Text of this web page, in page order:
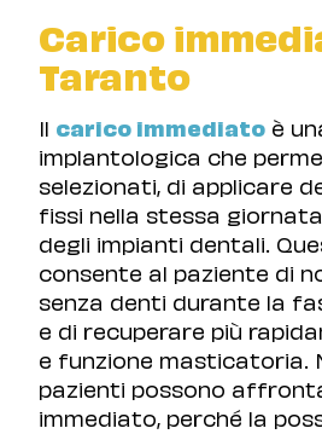
Carico
Taranto
Il carico immediato è
implantologica che
selezionati, di applicare
fissi nella stessa
degli impianti dentali.
consente al paziente di
senza denti durante la
e di recuperare più
e funzione masticatoria.
pazienti possono
immediato, perché la